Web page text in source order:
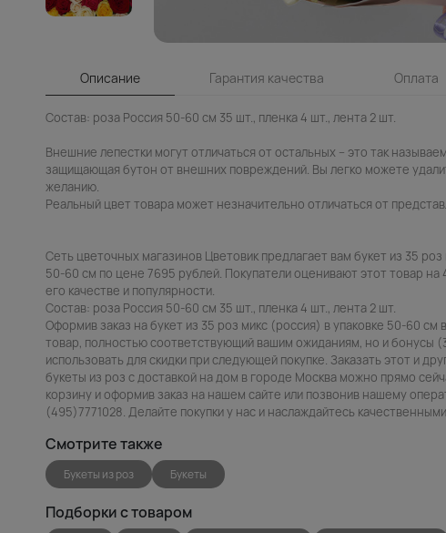
Описание Гарантия качества Оплата
Состав: роза Россия 50-60 см 35 шт., пленка 4 шт., лента 2 шт.
Внешние лепестки могут отличаться от остальных – это так
защищающая бутон от внешних повреждений. Вы легко можете
желанию.
Реальный цвет товара может незначительно отличаться от
Сеть цветочных магазинов Цветовик предлагает вам букет из 35 роз
50-60 см по цене 7695 рублей. Покупатели оценивают этот товар на
его качестве и популярности.
Состав: роза Россия 50-60 см 35 шт., пленка 4 шт., лента 2 шт.
Оформив заказ на букет из 35 роз микс (россия) в упаковке 50-60 см
товар, полностью соответствующий вашим ожиданиям, но и бонусы
использовать для скидки при следующей покупке. Заказать этот и
букеты из роз с доставкой на дом в городе Москва можно прямо
корзину и оформив заказ на нашем сайте или позвонив нашему
(495)7771028. Делайте покупки у нас и наслаждайтесь
Смотрите также
Букеты из роз Букеты
Подборки с товаром